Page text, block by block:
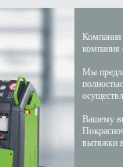
Компания
компания
Мы
Вашему
вытяжки